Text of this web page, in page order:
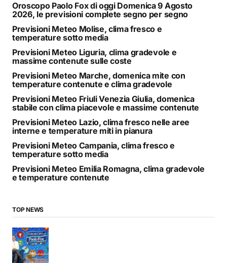
Oroscopo Paolo Fox di oggi Domenica 9 Agosto
2026, le previsioni complete segno per segno
Previsioni Meteo Molise, clima fresco e
temperature sotto media
Previsioni Meteo Liguria, clima gradevole e
massime contenute sulle coste
Previsioni Meteo Marche, domenica mite con
temperature contenute e clima gradevole
Previsioni Meteo Friuli Venezia Giulia, domenica
stabile con clima piacevole e massime contenute
Previsioni Meteo Lazio, clima fresco nelle aree
interne e temperature miti in pianura
Previsioni Meteo Campania, clima fresco e
temperature sotto media
Previsioni Meteo Emilia Romagna, clima gradevole
e temperature contenute
TOP NEWS